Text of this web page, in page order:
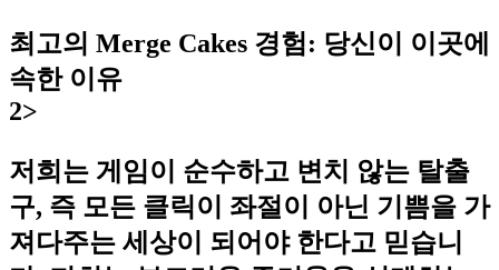
최고의 Merge Cakes 경험: 당신이 이곳에
속한 이유
2>
저희는 게임이 순수하고 변치 않는 탈출
구, 즉 모든 클릭이 좌절이 아닌 기쁨을 가
져다주는 세상이 되어야 한다고 믿습니